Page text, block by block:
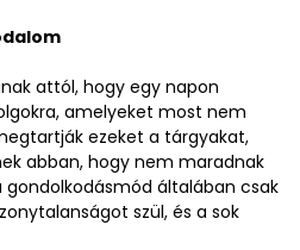
attól, hogy egy napon
amelyeket most nem
ezeket a tárgyakat,
abban, hogy nem maradnak
gondolkodásmód általában csak
szül, és a sok